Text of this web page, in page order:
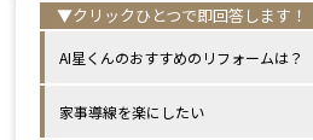
AI星くんのおすすめのリフォームは？
家事導線を楽にしたい